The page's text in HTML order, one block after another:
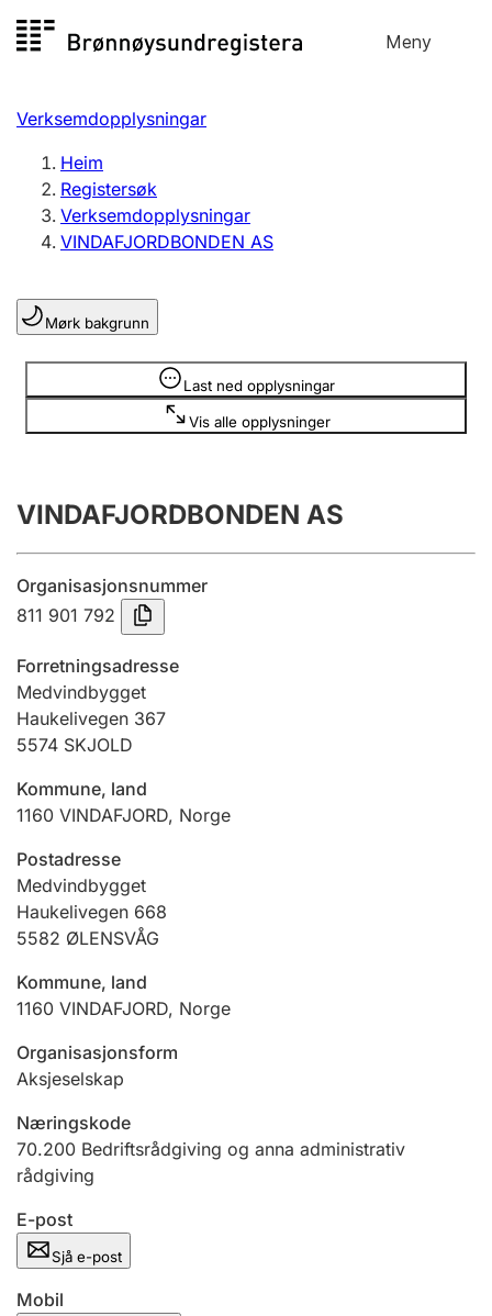
til
Meny
Registersøk
Aksjeselskap
Enkeltpersonføretak
Registrere, endre, slette
Lag og foreining
Registrere, endre, slette
Årsrekneskap
Innsending og forseinkingsgebyr
Tinglysing
Jeger
Betaling og jegeravgiftskort
Ektepaktrettleiaren
Andre tema
Verksemdopplysningar
Heim
Registersøk
Verksemdopplysningar
VINDAFJORDBONDEN AS
Mørk bakgrunn
Last ned opplysningar
Vis alle opplysninger
Opplysninger er skjult
VINDAFJORDBONDEN AS
Organisasjonsnummer
811 901 792
Forretningsadresse
Medvindbygget
Haukelivegen 367
5574 SKJOLD
Kommune, land
1160 VINDAFJORD, Norge
Postadresse
Medvindbygget
Haukelivegen 668
5582 ØLENSVÅG
Kommune, land
1160 VINDAFJORD, Norge
Organisasjonsform
Aksjeselskap
Næringskode
70.200 Bedriftsrådgiving og anna administrativ
rådgiving
E-post
Sjå e-post
Mobil